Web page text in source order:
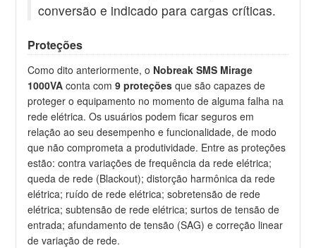
conversão e indicado para cargas críticas.
Proteções
Como dito anteriormente, o Nobreak SMS Mirage
1000VA conta com9 proteções que são capazes de
proteger o equipamento no momento de alguma falha na
rede elétrica. Os usuários podem ficar seguros em
relação ao seu desempenho e funcionalidade, de modo
que não comprometa a produtividade. Entre as proteções
estão: contra variações de frequência da rede elétrica;
queda de rede (Blackout); distorção harmônica da rede
elétrica; ruído de rede elétrica; sobretensão de rede
elétrica; subtensão de rede elétrica; surtos de tensão de
entrada; afundamento de tensão (SAG) e correção linear
de variação de rede.